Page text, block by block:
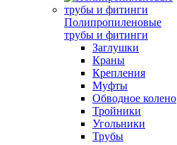
Полипропиленовые
трубы и фитинги
Заглушки
Краны
Крепления
Муфты
Обводное колено
Тройники
Угольники
Трубы